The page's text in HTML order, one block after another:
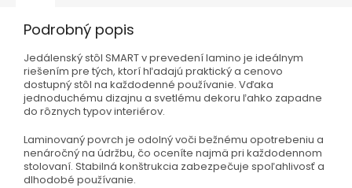
Podrobný popis
Jedálenský stôl SMART v prevedení lamino je ideálnym
riešením pre tých, ktorí hľadajú praktický a cenovo
dostupný stôl na každodenné používanie. Vďaka
jednoduchému dizajnu a svetlému dekoru ľahko zapadne
do rôznych typov interiérov.
Laminovaný povrch je odolný voči bežnému opotrebeniu a
nenáročný na údržbu, čo oceníte najmä pri každodennom
stolovaní. Stabilná konštrukcia zabezpečuje spoľahlivosť a
dlhodobé používanie.